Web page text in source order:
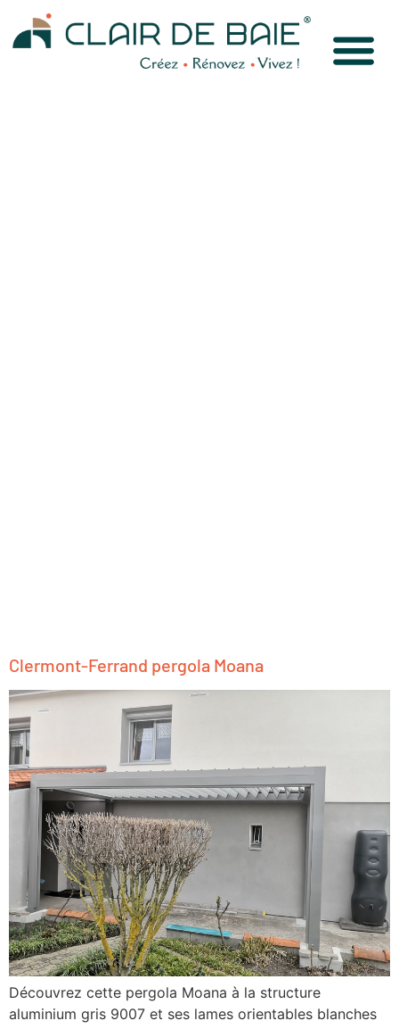
Clermont-Ferrand pergola Moana
Découvrez cette pergola Moana à la structure
aluminium gris 9007 et ses lames orientables blanches